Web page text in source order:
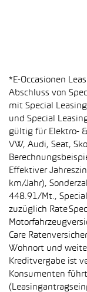
*E-Occasionen
Abschluss von
mit Special
und Special
gültig für Elektro-
VW, Audi, Seat,
Effektiver
km/Jahr),
448.91/Mt.,
zuzüglich Rate
Care
Wohnort und
Kreditvergabe ist
Konsumenten